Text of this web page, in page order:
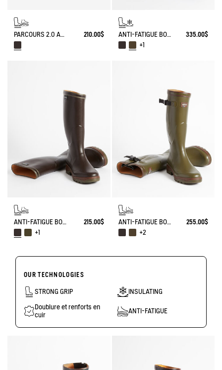
PARCOURS 2.0 ANTI-FATIGUE BOOT 210.00$ ANTI-FATIGUE BOOT PARCOURS 2.0 ADJUSTABLE NEOPRENE-LINED
335.00$
+1
ANTI-FATIGUE BOOT PARCOURS 2.0
215.00$
+1
ANTI-FATIGUE BOOT PARCOURS 2.0 ADJUSTABLE
255.00$
+2
OUR TECHNOLOGIES
STRONG GRIP INSULATING
Doublure et renforts en
cuir
ANTI-FATIGUE